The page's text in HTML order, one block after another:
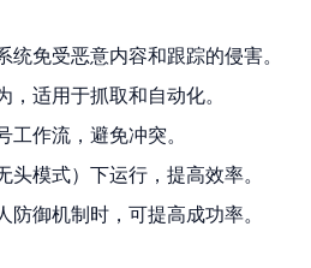
统免受恶意内容和跟踪的侵害。
适用于抓取和自动化。
作流，避免冲突。
头模式）下运行，提高效率。
防御机制时，可提高成功率。